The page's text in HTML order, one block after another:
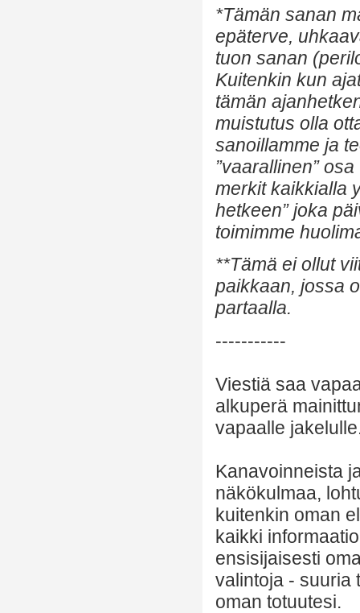
*Tämän sanan
epäterve,
tuon sanan
Kuitenkin kun
tämän
muistutus olla
sanoillamme ja
”vaarallinen”
merkit kaikkialla
hetkeen” joka
toimimme
**Tämä ei ollut
paikkaan, jossa
partaalla.
-----------
Viestiä saa
alkuperä
vapaalle
Kanavoinneista
näkökulmaa,
kuitenkin oman
kaikki
ensisijaisesti
valintoja - suuria
oman totuutesi.